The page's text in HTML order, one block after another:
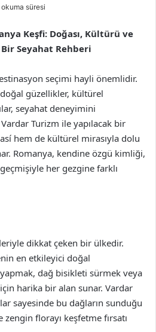
süresi
Keşfi: Doğası, Kültürü ve
Seyahat Rehberi
seçimi hayli önemlidir.
güzellikler, kültürel
seyahat deneyimini
Turizm ile yapılacak bir
hem de kültürel mirasıyla dolu
Romanya, kendine özgü kimliği,
her gezgine farklı
dikkat çeken bir ülkedir.
en etkileyici doğal
yapmak, dağ bisikleti sürmek veya
için harika bir alan sunar. Vardar
sayesinde bu dağların sunduğu
florayı keşfetme fırsatı